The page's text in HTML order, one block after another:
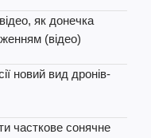
як донечка
(відео)
новий вид дронів-
часткове сонячне